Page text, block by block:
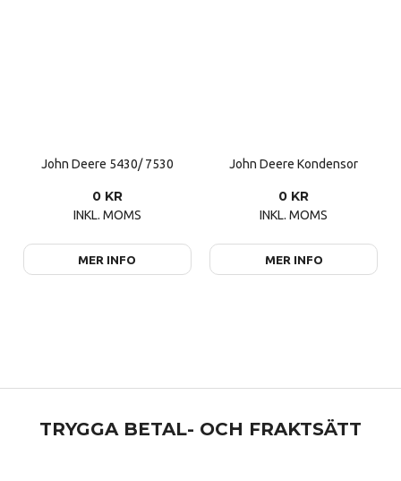
John Deere 5430/ 7530
0 KR
INKL. MOMS
MER INFO
John Deere Kondensor
0 KR
INKL. MOMS
MER INFO
TRYGGA BETAL- OCH FRAKTSÄTT